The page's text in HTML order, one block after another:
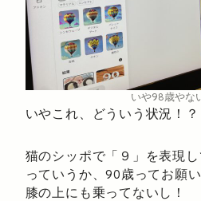
いや98歳やな
いやこれ、どういう状況！？
猫のシッポで「９」を表現し
っていうか、90歳ってお願
膝の上にも乗ってないし！